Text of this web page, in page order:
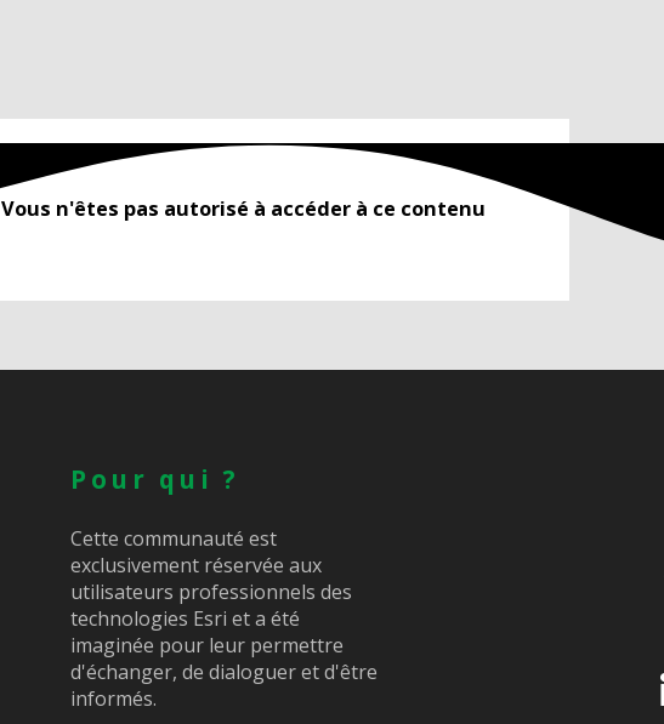
Vous n'êtes pas autorisé à accéder à ce contenu
Pour qui ?
Cette communauté est
exclusivement réservée aux
utilisateurs professionnels des
technologies Esri et a été
imaginée pour leur permettre
d'échanger, de dialoguer et d'être
informés.